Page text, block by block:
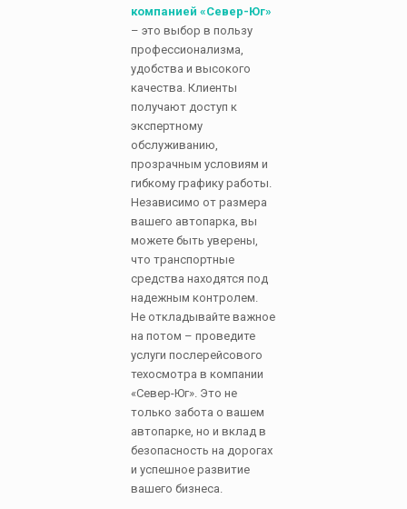
компанией «Север-Юг»
– это выбор в пользу
профессионализма,
удобства и высокого
качества. Клиенты
получают доступ к
экспертному
обслуживанию,
прозрачным условиям и
гибкому графику работы.
Независимо от размера
вашего автопарка, вы
можете быть уверены,
что транспортные
средства находятся под
надежным контролем.
Не откладывайте важное
на потом – проведите
услуги послерейсового
техосмотра в компании
«Север-Юг». Это не
только забота о вашем
автопарке, но и вклад в
безопасность на дорогах
и успешное развитие
вашего бизнеса.